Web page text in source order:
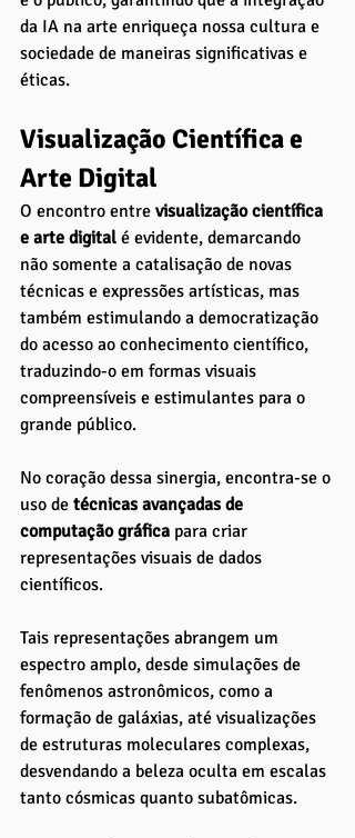
da IA na arte enriqueça nossa cultura e
sociedade de maneiras significativas e
éticas.
Visualização Científica e
Arte Digital
O encontro entre visualização científica
e arte digital é evidente, demarcando
não somente a catalisação de novas
técnicas e expressões artísticas, mas
também estimulando a democratização
do acesso ao conhecimento científico,
traduzindo-o em formas visuais
compreensíveis e estimulantes para o
grande público.
No coração dessa sinergia, encontra-se o
uso de técnicas avançadas de
computação gráfica para criar
representações visuais de dados
científicos.
Tais representações abrangem um
espectro amplo, desde simulações de
fenômenos astronômicos, como a
formação de galáxias, até visualizações
de estruturas moleculares complexas,
desvendando a beleza oculta em escalas
tanto cósmicas quanto subatômicas.